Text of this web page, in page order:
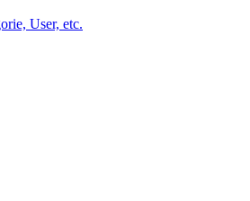
User, etc.